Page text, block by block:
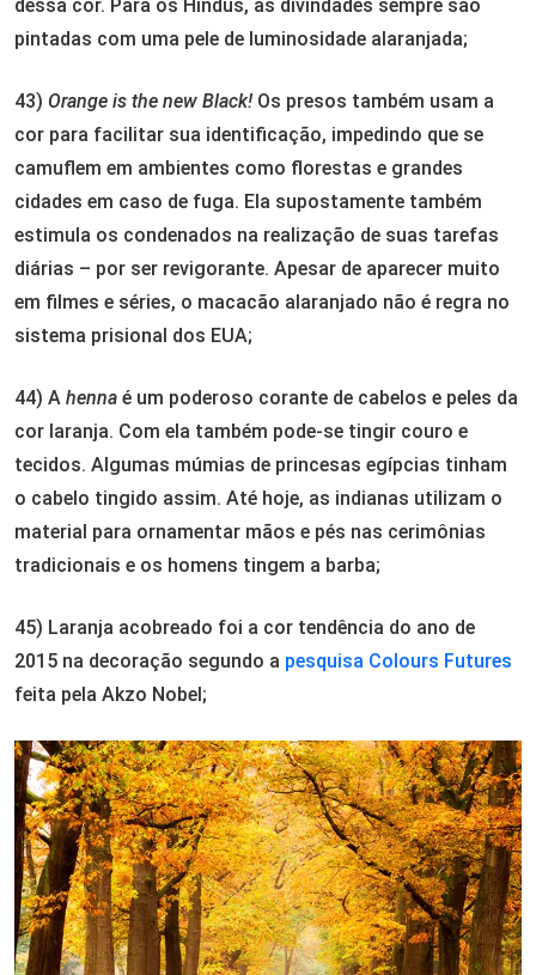
dessa cor. Para os Hindus, as divindades sempre são
pintadas com uma pele de luminosidade alaranjada;
43) Orange is the new Black! Os presos também usam a
cor para facilitar sua identificação, impedindo que se
camuflem em ambientes como florestas e grandes
cidades em caso de fuga. Ela supostamente também
estimula os condenados na realização de suas tarefas
diárias – por ser revigorante. Apesar de aparecer muito
em filmes e séries, o macacão alaranjado não é regra no
sistema prisional dos EUA;
44) A henna é um poderoso corante de cabelos e peles da
cor laranja. Com ela também pode-se tingir couro e
tecidos. Algumas múmias de princesas egípcias tinham
o cabelo tingido assim. Até hoje, as indianas utilizam o
material para ornamentar mãos e pés nas cerimônias
tradicionais e os homens tingem a barba;
45) Laranja acobreado foi a cor tendência do ano de
2015 na decoração segundo a pesquisa Colours Futures
feita pela Akzo Nobel;